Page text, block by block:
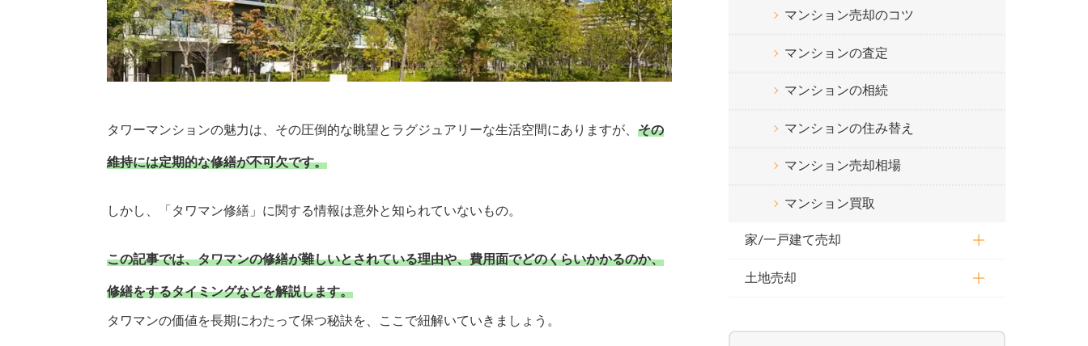
タワーマンションの魅力は、その圧倒的な眺望とラグジュアリーな生活空間にありますが、 その
維持には定期的な修繕が不可欠です。
しかし、「タワマン修繕」に関する情報は意外と知られていないもの。
この記事では、タワマンの修繕が難しいとされている理由や、費用面でどのくらいかかるのか、
修繕をするタイミングなどを解説します。
タワマンの価値を長期にわたって保つ秘訣を、ここで紐解いていきましょう。
マンション売却のコツ
マンションの査定
マンションの相続
マンションの住み替え
マンション売却相場
マンション買取
家/一戸建て売却
土地売却